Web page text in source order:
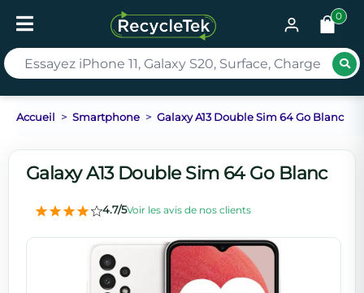
0
Accueil Smartphone Galaxy A13 Double Sim 64 Go Blanc
Galaxy A13 Double Sim 64 Go Blanc
4.7/5Voir les avis de nos clients